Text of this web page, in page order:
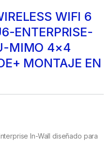
WIFI 6
ENTERPRISE-
MIMO 4×4
MONTAJE EN
In-Wall diseñado para